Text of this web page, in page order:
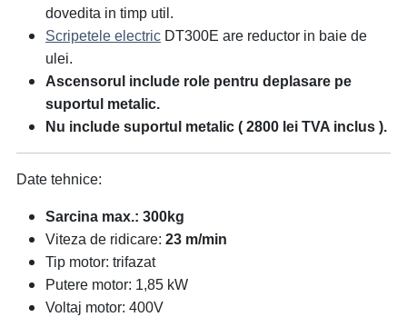
dovedita in timp util.
Scripetele electric DT300E are reductor in baie de
ulei.
Ascensorul include role pentru deplasare pe
suportul metalic.
Nu include suportul metalic ( 2800 lei TVA inclus ).
Date tehnice:
Sarcina max.: 300kg
Viteza de ridicare: 23 m/min
Tip motor: trifazat
Putere motor: 1,85 kW
Voltaj motor: 400V